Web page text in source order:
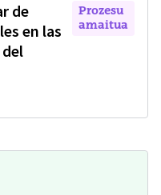
de
en las
Prozesu
amaitua